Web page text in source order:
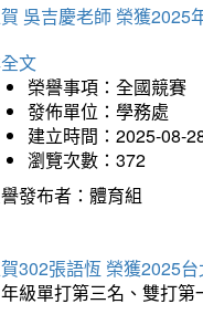
吳吉慶老師 榮獲2025
文
榮譽事項：全國競賽
發佈單位：學務處
建立時間：2025-08-
瀏覽次數：372
發布者：體育組
302張語恆 榮獲2025
級單打第三名、雙打